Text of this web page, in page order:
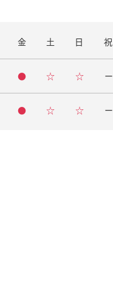
金 土 日 祝
● ☆ ☆ ー
● ☆ ☆ ー